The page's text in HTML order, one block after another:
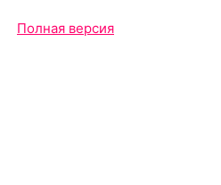
Полная версия